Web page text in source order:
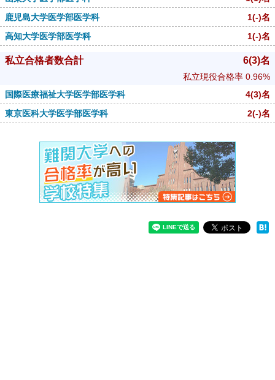
鹿児島大学医学部医学科
1(-)名
高知大学医学部医学科
1(-)名
私立合格者数合計 6(3)名
私立現役合格率 0.96%
国際医療福祉大学医学部医学科
4(3)名
東京医科大学医学部医学科
2(-)名